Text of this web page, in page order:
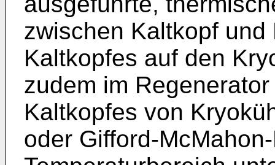
zwischen Kaltkopf
Kaltkopfes auf den
zudem im
Kaltkopfes von
oder Gifford-